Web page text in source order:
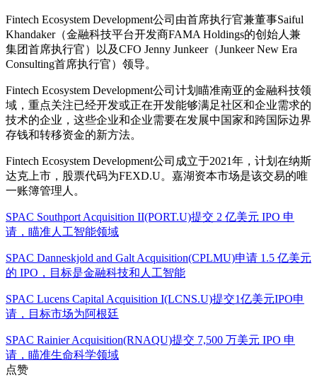
Fintech Ecosystem Development公司由首席执行官兼董事Saiful
Khandaker（金融科技平台开发商FAMA Holdings的创始人兼
集团首席执行官）以及CFO Jenny Junkeer（Junkeer New Era
Consulting首席执行官）领导。
Fintech Ecosystem Development公司计划瞄准南亚的金融科技领
域，重点关注已经开发或正在开发能够满足社区和企业需求的
技术的企业，这些企业和企业需要在发展中国家和跨国际边界
存钱和转移资金的新方法。
Fintech Ecosystem Development公司成立于2021年，计划在纳斯
达克上市，股票代码为FEXD.U。嘉湖资本市场是该交易的唯
一账簿管理人。
SPAC Southport Acquisition II(PORT.U)提交 2 亿美元 IPO 申
请，瞄准人工智能领域
SPAC Danneskjold and Galt Acquisition(CPLMU)申请 1.5 亿美元
的 IPO，目标是金融科技和人工智能
SPAC Lucens Capital Acquisition I(LCNS.U)提交1亿美元IPO申
请，目标市场为阿根廷
SPAC Rainier Acquisition(RNAQU)提交 7,500 万美元 IPO 申
请，瞄准生命科学领域
点赞